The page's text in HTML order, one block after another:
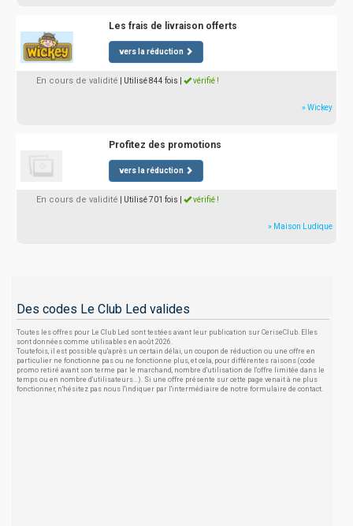
Les frais de livraison offerts
vers la réduction
En cours de validité | Utilisé 844 fois vérifié !
» Wickey
Profitez des promotions
vers la réduction
En cours de validité | Utilisé 701 fois vérifié !
» Maison Ludique
Des codes Le Club Led valides
Toutes les offres pour Le Club Led sont testées avant leur publication sur CeriseClub. Elles
sont données comme utilisables en août 2026.
Toutefois, il est possible qu'après un certain délai, un coupon de réduction ou une offre en
particulier ne fonctionne pas ou ne fonctionne plus, et cela, pour différentes raisons (code
promo retiré avant son terme par le marchand, nombre d'utilisation de l'offre limitée dans le
temps ou en nombre d'utilisateurs...). Si une offre présente sur cette page venait à ne plus
fonctionner, n'hésitez pas nous l'indiquer par l'intermédiaire de notre formulaire de contact.